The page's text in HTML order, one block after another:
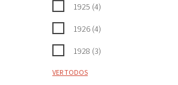
1925 (4)
1926 (4)
1928 (3)
VER TODOS